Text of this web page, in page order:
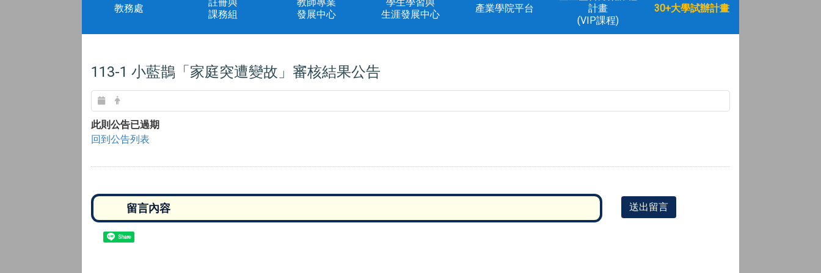
教務處
課務組
發展中心
生涯發展中心
產業學院平台
計畫
(VIP課程)
30+大學試辦計畫
113-1 小藍鵲「家庭突遭變故」審核結果公告
此則公告已過期
回到公告列表
送出留言
Share